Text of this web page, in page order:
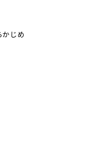
じめ